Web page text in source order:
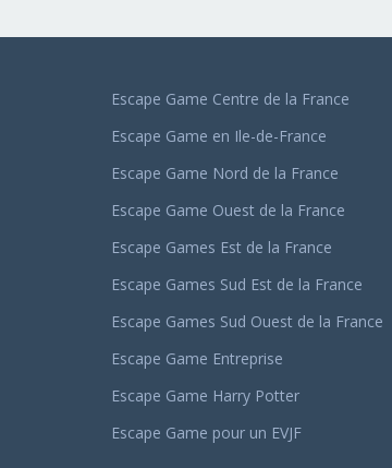
Escape Game Centre de la France
Escape Game en Ile-de-France
Escape Game Nord de la France
Escape Game Ouest de la France
Escape Games Est de la France
Escape Games Sud Est de la France
Escape Games Sud Ouest de la France
Escape Game Entreprise
Escape Game Harry Potter
Escape Game pour un EVJF